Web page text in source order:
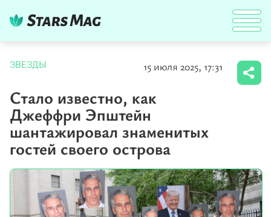
ЗВЕЗДЫ 15 июля 2025, 17:31
Стало известно, как
Джеффри Эпштейн
шантажировал знаменитых
гостей своего острова